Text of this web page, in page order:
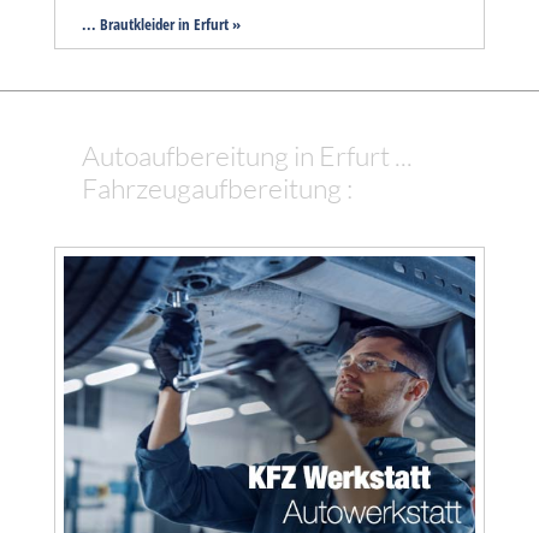
... Brautkleider in Erfurt »
Autoaufbereitung in Erfurt ...
Fahrzeugaufbereitung :